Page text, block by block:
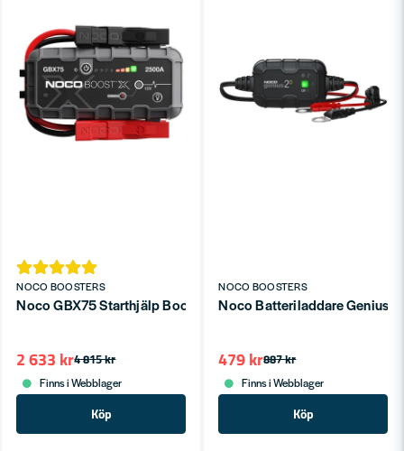
NOCO BOOSTERS
Noco GBX75 Starthjälp Boost X 12V 2500A
4 815 kr
2 633 kr
Finns i Webblager
Köp
NOCO BOOSTERS
Noco Batteriladdare Genius
887 kr
479 kr
Finns i Webblager
Köp